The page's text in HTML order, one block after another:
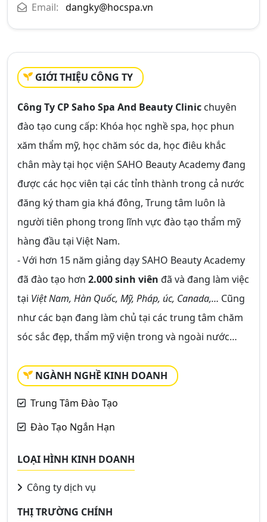
Email: dangky@hocspa.vn
GIỚI THIỆU CÔNG TY
Công Ty CP Saho Spa And Beauty Clinic chuyên
đào tạo cung cấp: Khóa học nghề spa, học phun
xăm thẩm mỹ, học chăm sóc da, học điêu khắc
chân mày tại học viện SAHO Beauty Academy đang
được các học viên tại các tỉnh thành trong cả nước
đăng ký tham gia khá đông, Trung tâm luôn là
người tiên phong trong lĩnh vực đào tạo thẩm mỹ
hàng đầu tại Việt Nam.
- Với hơn 15 năm giảng dạy SAHO Beauty Academy
đã đào tạo hơn 2.000 sinh viên đã và đang làm việc
tại Việt Nam, Hàn Quốc, Mỹ, Pháp, úc, Canada,… Cũng
như các bạn đang làm chủ tại các trung tâm chăm
sóc sắc đẹp, thẩm mỹ viện trong và ngoài nước…
NGÀNH NGHỀ KINH DOANH
Trung Tâm Đào Tạo
Đào Tạo Ngắn Hạn
LOẠI HÌNH KINH DOANH
Công ty dịch vụ
THỊ TRƯỜNG CHÍNH